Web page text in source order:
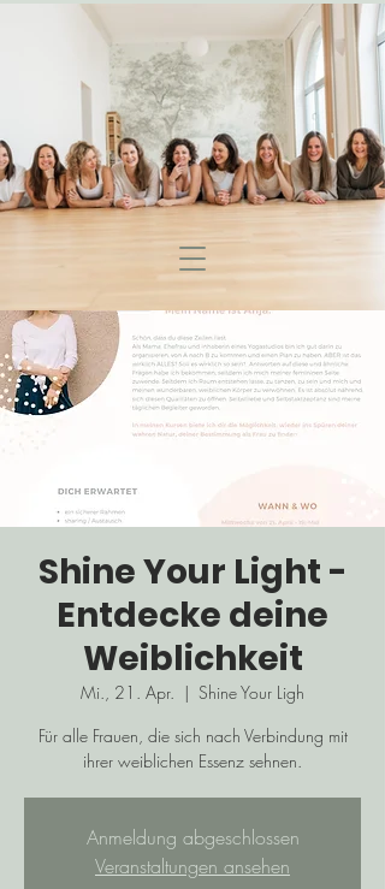
Shine Your Light -
Entdecke deine
Weiblichkeit
Mi., 21. Apr.
  |
Shine Your Ligh
Für alle Frauen, die sich nach Verbindung mit
ihrer weiblichen Essenz sehnen.
Anmeldung abgeschlossen
Veranstaltungen ansehen